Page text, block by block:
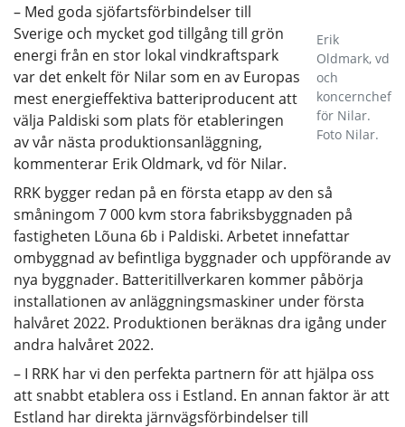
Erik
Oldmark, vd
och
koncernchef
för Nilar.
Foto Nilar.
– Med goda sjöfartsförbindelser till
Sverige och mycket god tillgång till grön
energi från en stor lokal vindkraftspark
var det enkelt för Nilar som en av Europas
mest energieffektiva batteriproducent att
välja Paldiski som plats för etableringen
av vår nästa produktionsanläggning,
kommenterar Erik Oldmark, vd för Nilar.
RRK bygger redan på en första etapp av den så
småningom 7 000 kvm stora fabriksbyggnaden på
fastigheten Lõuna 6b i Paldiski. Arbetet innefattar
ombyggnad av befintliga byggnader och uppförande av
nya byggnader. Batteritillverkaren kommer påbörja
installationen av anläggningsmaskiner under första
halvåret 2022. Produktionen beräknas dra igång under
andra halvåret 2022.
– I RRK har vi den perfekta partnern för att hjälpa oss
att snabbt etablera oss i Estland. En annan faktor är att
Estland har direkta järnvägsförbindelser till